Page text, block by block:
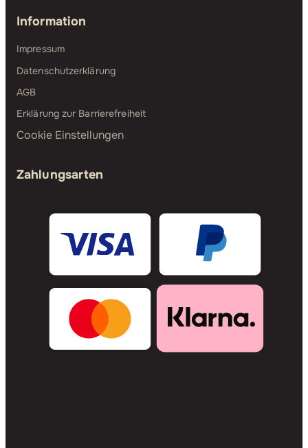
Information
Impressum
Datenschutzerklärung
AGB
Erklärung zur Barrierefreiheit
Cookie Einstellungen
Zahlungsarten